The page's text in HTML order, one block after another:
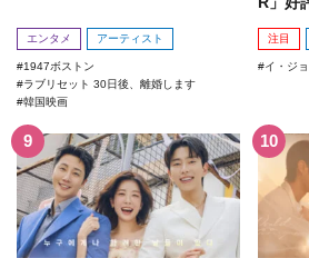
エンタメ アーティスト
1947ボストン
ラブリセット 30日後、離婚します
韓国映画
注目
イ・ジ